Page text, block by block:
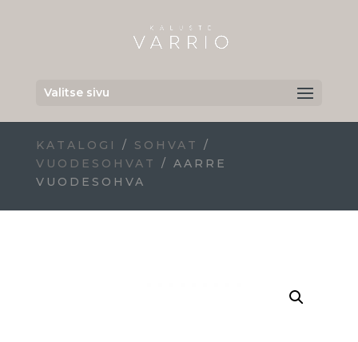
Valitse sivu
KATALOGI / SOHVAT
/
VUODESOHVAT
/ AARRE
VUODESOHVA